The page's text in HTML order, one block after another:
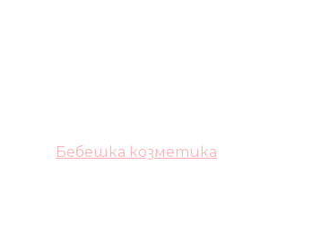
Бебешка козметика